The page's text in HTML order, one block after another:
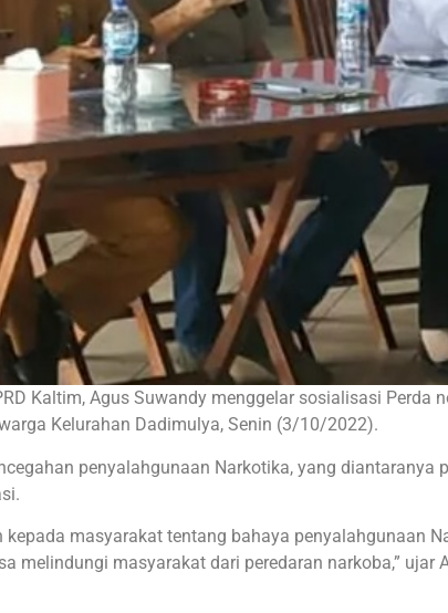
Kaltim, Agus Suwandy menggelar sosialisasi Perda
Kelurahan Dadimulya, Senin (3/10/2022).
penyalahgunaan Narkotika, yang diantaranya
masyarakat tentang bahaya penyalahgunaan
melindungi masyarakat dari peredaran narkoba,” ujar